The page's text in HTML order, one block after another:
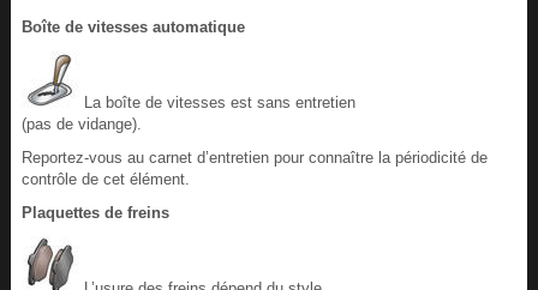
Boîte de vitesses automatique
La boîte de vitesses est sans entretien
(pas de vidange).
Reportez-vous au carnet d’entretien pour connaître la périodicité de
contrôle de cet élément.
Plaquettes de freins